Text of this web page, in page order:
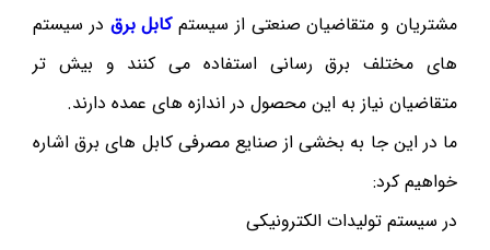
مشتریان و متقاضیان صنعتی از سیستمکابل برق در سیستم
های مختلف برق رسانی استفاده می کنند و بیش تر
متقاضیان نیاز به این محصول در اندازه های عمده دارند.
ما در این جا به بخشی از صنایع مصرفی کابل های برق اشاره
خواهیم کرد:
در سیستم تولیدات الکترونیکی